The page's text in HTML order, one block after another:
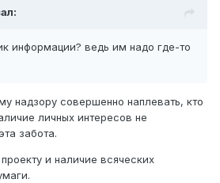
информации? ведь им надо где-то
надзору совершенно наплевать, кто
личных интересов не
забота.
и наличие всяческих